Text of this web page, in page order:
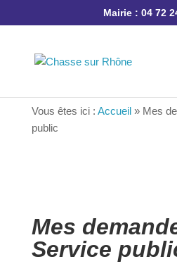
Mairie : 04 72
Vous êtes ici :Accueil»Mes
public
Mes
Service